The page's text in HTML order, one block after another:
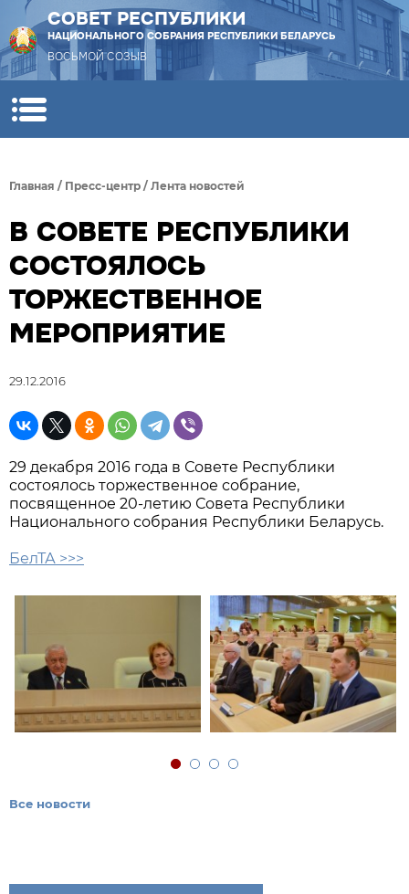
СОВЕТ РЕСПУБЛИКИ
НАЦИОНАЛЬНОГО СОБРАНИЯ РЕСПУБЛИКИ БЕЛАРУСЬ
ВОСЬМОЙ СОЗЫВ
Главная / Пресс-центр / Лента новостей
В СОВЕТЕ РЕСПУБЛИКИ
СОСТОЯЛОСЬ
ТОРЖЕСТВЕННОЕ
МЕРОПРИЯТИЕ
29.12.2016
29 декабря 2016 года в Совете Республики
состоялось торжественное собрание,
посвященное 20-летию Совета Республики
Национального собрания Республики Беларусь.
БелТА >>>
Все новости